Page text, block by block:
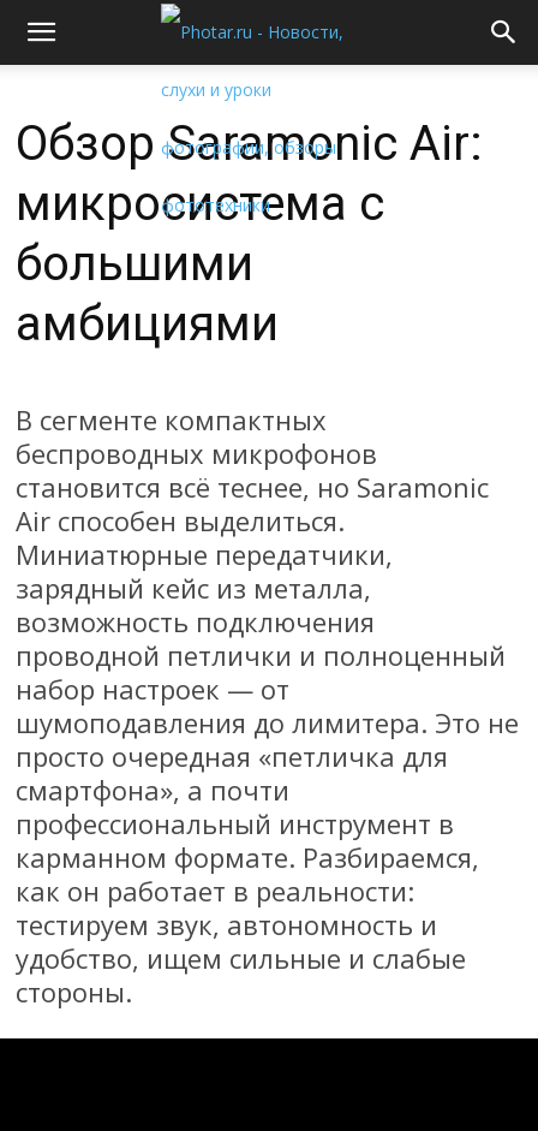
Обзор Saramonic Air:
микросистема с
большими
амбициями
В сегменте компактных
беспроводных микрофонов
становится всё теснее, но Saramonic
Air способен выделиться.
Миниатюрные передатчики,
зарядный кейс из металла,
возможность подключения
проводной петлички и полноценный
набор настроек — от
шумоподавления до лимитера. Это не
просто очередная «петличка для
смартфона», а почти
профессиональный инструмент в
карманном формате. Разбираемся,
как он работает в реальности:
тестируем звук, автономность и
удобство, ищем сильные и слабые
стороны.